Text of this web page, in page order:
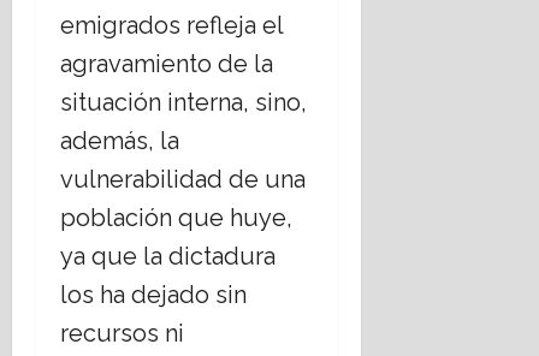
emigrados refleja el
agravamiento de la
situación interna, sino,
además, la
vulnerabilidad de una
población que huye,
ya que la dictadura
los ha dejado sin
recursos ni